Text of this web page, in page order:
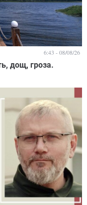
дощ, гроза.
6:43 - 08/08/26